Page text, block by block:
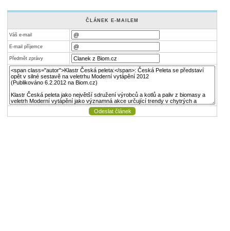
ČLÁNEK E-MAILEM
Váš e-mail
E-mail příjemce
Předmět zprávy